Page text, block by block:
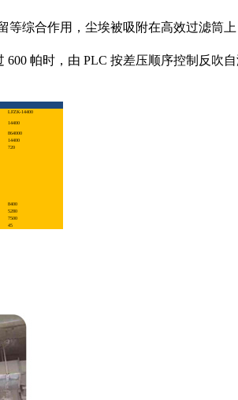
综合作用，尘埃被吸附在高效过滤筒
帕时，由 PLC 按差压顺序控制反吹
LFZK-14400
14400
864000
14400
720
8400
5280
7500
45